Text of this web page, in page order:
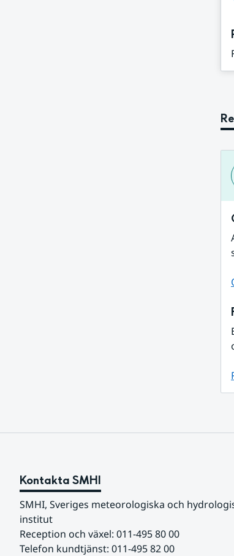
Kontakta SMHI
SMHI, Sveriges meteorologiska och
institut
Reception och växel: 011-495 80 00
Telefon kundtjänst: 011-495 82 00